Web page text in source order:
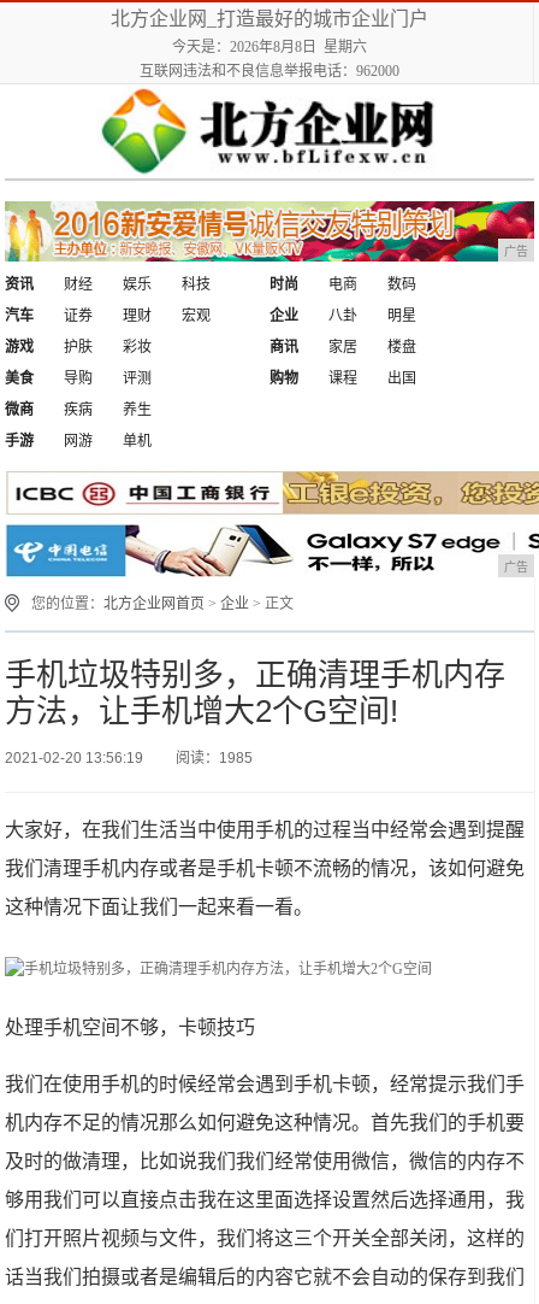
北方企业网_打造最好的城市企业门户
今天是：2026年8月8日 星期六
互联网违法和不良信息举报电话：962000
广告
资讯 财经 娱乐
科技
汽车
证券 理财 宏观
时尚 电商
数码
企业
八卦
明星
游戏
护肤
彩妆
美食
导购 评测
商讯 家居
楼盘
购物
课程
出国
微商
疾病
养生
手游
网游 单机
广告
您的位置：北方企业网首页 >企业 > 正文
手机垃圾特别多，正确清理手机内存
方法，让手机增大2个G空间!
2021-02-20 13:56:19 阅读：1985
大家好，在我们生活当中使用手机的过程当中经常会遇到提醒
我们清理手机内存或者是手机卡顿不流畅的情况，该如何避免
这种情况下面让我们一起来看一看。
处理手机空间不够，卡顿技巧
我们在使用手机的时候经常会遇到手机卡顿，经常提示我们手
机内存不足的情况那么如何避免这种情况。首先我们的手机要
及时的做清理，比如说我们我们经常使用微信，微信的内存不
够用我们可以直接点击我在这里面选择设置然后选择通用，我
们打开照片视频与文件，我们将这三个开关全部关闭，这样的
话当我们拍摄或者是编辑后的内容它就不会自动的保存到我们